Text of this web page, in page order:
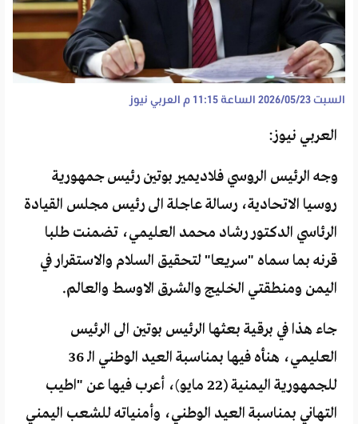
السبت 2026/05/23 الساعة 11:15 م العربي نيوز
العربي نيوز:
وجه الرئيس الروسي فلاديمير بوتين رئيس جمهورية
روسيا الاتحادية، رسالة عاجلة الى رئيس مجلس القيادة
الرئاسي الدكتور رشاد محمد العليمي، تضمنت طلبا
قرنه بما سماه "سريعا" لتحقيق السلام والاستقرار في
اليمن ومنطقتي الخليج والشرق الاوسط والعالم.
جاء هذا في برقية بعثها الرئيس بوتين الى الرئيس
العليمي، هنأه فيها بمناسبة العيد الوطني الـ 36
للجمهورية اليمنية (22 مايو)، أعرب فيها عن "اطيب
التهاني بمناسبة العيد الوطني، وأمنياته للشعب اليمني